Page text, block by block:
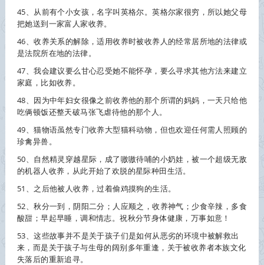
45、从前有个小女孩，名字叫英格尔。英格尔家很穷，所以她父母
把她送到一家富人家收养。
46、收养关系的解除，适用收养时被收养人的经常居所地的法律或
是法院所在地的法律。
47、我会建议要么甘心忍受她不能怀孕，要么寻求其他方法来建立
家庭，比如收养。
48、因为中年妇女很像之前收养他的那个所谓的妈妈，一天只给他
吃俩顿饭还整天破马张飞虐待他的那个人。
49、猫物语虽然专门收养大型猫科动物，但也欢迎任何需人照顾的
珍禽异兽。
50、自然精灵穿越星际，成了嗷嗷待哺的小奶娃，被一个超级无敌
的机器人收养 ，从此开始了欢脱的星际种田生活。
51、之后他被人收养，过着偷鸡摸狗的生活。
52、秋分一到，阴阳二分；人应顺之，收养神气；少食辛辣，多食
酸甜；早起早睡，调和情志。祝秋分节身体健康，万事如意！
53、这些故事并不是关于孩子们是如何从恶劣的环境中被解救出
来，而是关于孩子与生母的阔别多年重逢，关于被收养者本族文化
失落后的重新追寻。